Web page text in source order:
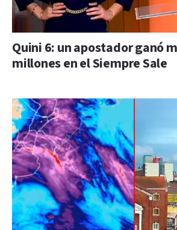
Quini 6: un apostador ganó
millones en el Siempre Sale